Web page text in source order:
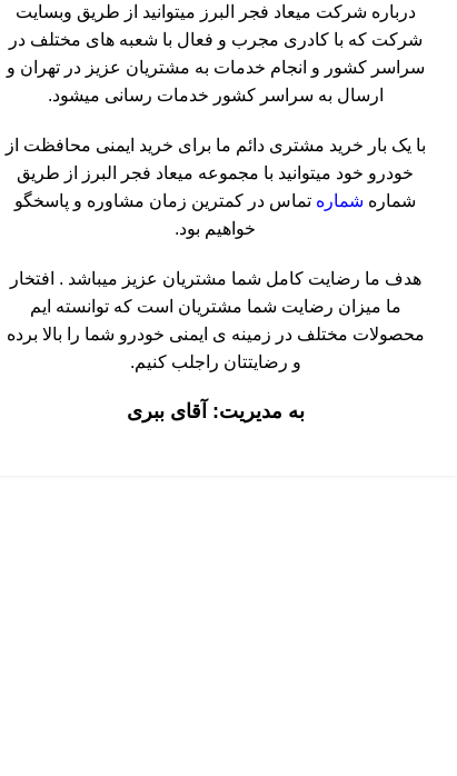
درباره شرکت میعاد فجر البرز میتوانید از طریق وبسایت
شرکت که با کادری مجرب و فعال با شعبه های مختلف در
سراسر کشور و انجام خدمات به مشتریان عزیز در تهران و
ارسال به سراسر کشور خدمات رسانی میشود.
با یک بار خرید مشتری دائم ما برای خرید ایمنی محافظت از
خودرو خود میتوانید با مجموعه میعاد فجر البرز از طریق
شماره شماره تماس در کمترین زمان مشاوره و پاسخگو
خواهیم بود.
هدف ما رضایت کامل شما مشتریان عزیز میباشد . افتخار
ما میزان رضایت شما مشتریان است که توانسته ایم
محصولات مختلف در زمینه ی ایمنی خودرو شما را بالا برده
و رضایتتان راجلب کنیم.
به مدیریت: آقای ببری